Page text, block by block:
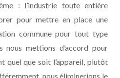
: l’industrie toute entière
pour mettre en place une
commune pour tout type
nous mettions d’accord pour
quel que soit l’appareil, plutôt
nous éliminerions le